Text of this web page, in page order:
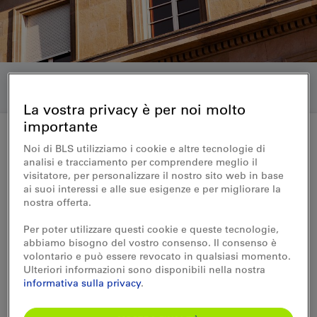
Medienmitteilung 09.11.2015
Fahrplan 2016 im Kanton
Neuenburg – Neue Verbindung
im Halbstundentakt
Ab dem 13. Dezember 2015 werden die
La vostra privacy è per noi molto
importante
Noi di BLS utilizziamo i cookie e altre tecnologie di
analisi e tracciamento per comprendere meglio il
visitatore, per personalizzare il nostro sito web in base
ai suoi interessi e alle sue esigenze e per migliorare la
nostra offerta.
Per poter utilizzare questi cookie e queste tecnologie,
abbiamo bisogno del vostro consenso. Il consenso è
volontario e può essere revocato in qualsiasi momento.
Ulteriori informazioni sono disponibili nella nostra
informativa sulla privacy.